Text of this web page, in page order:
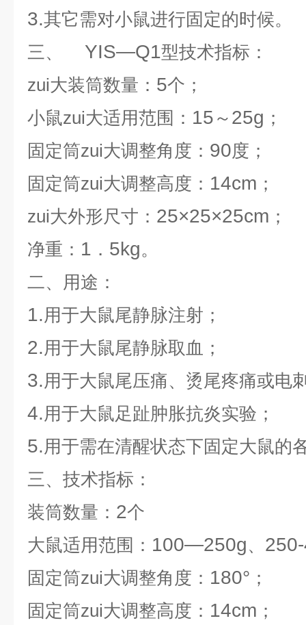
3.其它需对小鼠进行固定的时候。
三、
YIS—Q1型技术指标：
zui大装筒数量： 5个；
小鼠zui大适用范围： 15 ～ 25g ；
固定筒zui大调整角度： 90度；
固定筒zui大调整高度： 14cm ；
zui大外形尺寸： 25×25×25cm ；
净重： 1 ． 5kg。
二、用途：
1.用于大鼠尾静脉注射；
2.用于大鼠尾静脉取血；
3.用于大鼠尾压痛、烫尾疼痛或电
4.用于大鼠足趾肿胀抗炎实验；
5.用于需在清醒状态下固定大鼠的
三、技术指标：
装筒数量： 2个
大鼠适用范围： 100—250g、
固定筒zui大调整角度： 180° ；
固定筒zui大调整高度： 14cm ；